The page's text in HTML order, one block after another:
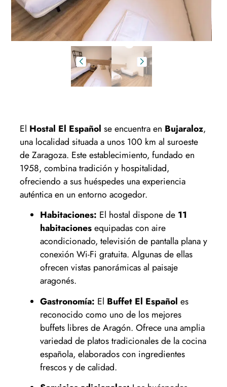
El Hostal El Español se encuentra en Bujaraloz,
una localidad situada a unos 100 km al suroeste
de Zaragoza. Este establecimiento, fundado en
1958, combina tradición y hospitalidad,
ofreciendo a sus huéspedes una experiencia
auténtica en un entorno acogedor.
Habitaciones: El hostal dispone de 11
habitacionesequipadas con aire
acondicionado, televisión de pantalla plana y
conexión Wi-Fi gratuita. Algunas de ellas
ofrecen vistas panorámicas al paisaje
aragonés.
Gastronomía: El Buffet El Español es
reconocido como uno de los mejores
buffets libres de Aragón. Ofrece una amplia
variedad de platos tradicionales de la cocina
española, elaborados con ingredientes
frescos y de calidad.